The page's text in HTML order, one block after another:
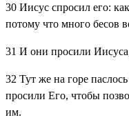
30 Иисус спросил его:
потому что много бесов
31 И они просили
32 Тут же на горе
просили Его, чтобы
им.